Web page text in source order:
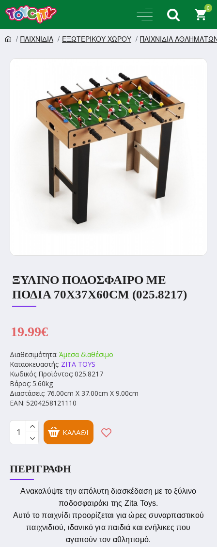
0
ΠΑΙΧΝΙΔΙΑ ΕΞΩΤΕΡΙΚΟΥ ΧΩΡΟΥ ΠΑΙΧΝΙΔΙΑ
ΞΎΛΙΝΟ ΠΟΔΌΣΦΑΙΡΟ ΜΕ
ΠΌΔΙΑ 70X37X60CM (025.8217)
Διαθεσιμότητα: Άμεσα διαθέσιμο
Κατασκευαστής: ZITA TOYS
Κωδικός Προϊόντος: 025.8217
Βάρος: 5.60kg
Διαστάσεις: 76.00cm X 37.00cm X 9.00cm
EAN: 5204258121110
19.99€
ΚΑΛΆΘΙ
ΠΕΡΙΓΡΑΦΉ
Ανακαλύψτε την απόλυτη διασκέδαση με το ξύλινο
ποδοσφαιράκι της Zita Toys.
Αυτό το παιχνίδι προορίζεται για ώρες συναρπαστικού
παιχνιδιού, ιδανικό για παιδιά και ενήλικες που
αγαπούν τον αθλητισμό.